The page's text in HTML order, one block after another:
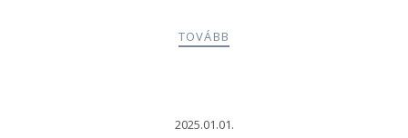
TOVÁBB
2025.01.01.